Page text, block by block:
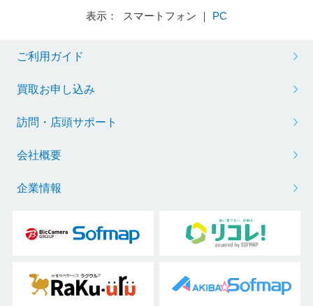
表示： スマートフォン ｜ PC
ご利用ガイド
買取お申し込み
訪問・店頭サポート
会社概要
企業情報